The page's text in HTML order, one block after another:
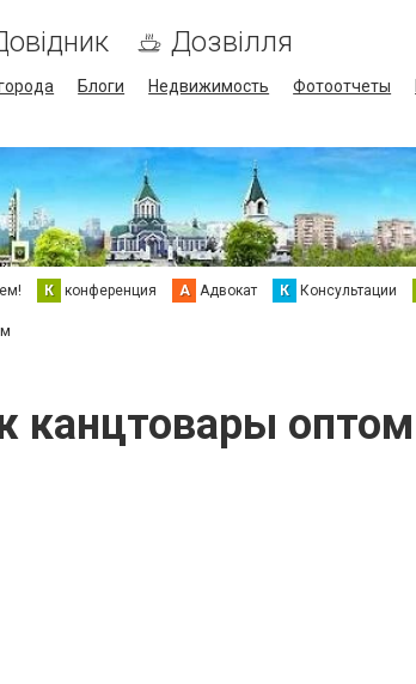
Дозвілля
Блоги Недвижимость Фотоотчеты
К конференция А Адвокат К Консультации
канцтовары оптом